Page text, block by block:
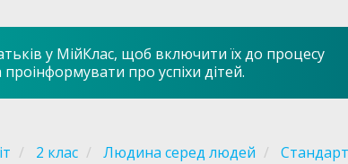
у МійКлас, щоб включити їх до процесу
про успіхи дітей.
2 клас Людина серед людей